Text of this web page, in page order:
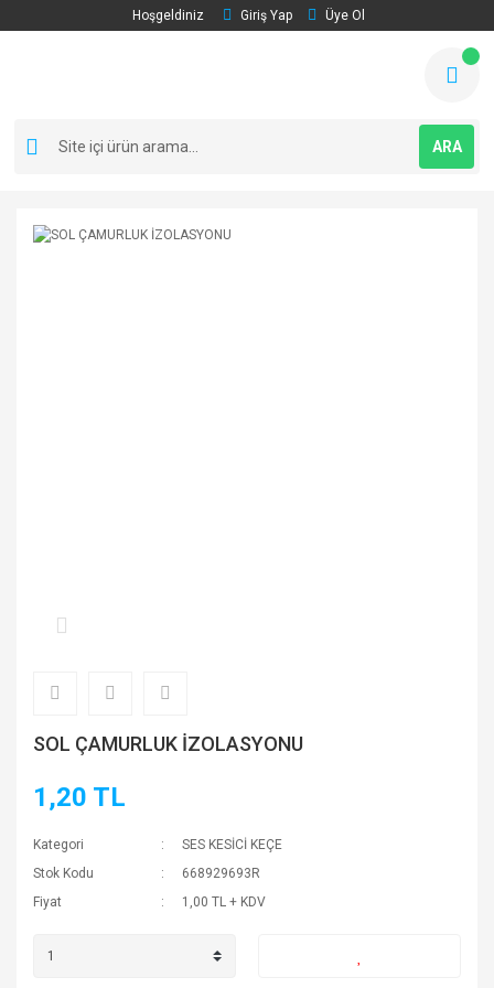
Hoşgeldiniz Giriş Yap Üye Ol
ARA
SOL ÇAMURLUK İZOLASYONU
1,20 TL
Kategori
SES KESİCİ KEÇE
Stok Kodu
668929693R
Fiyat
1,00 TL + KDV